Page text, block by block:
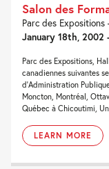
Salon des
Parc des
January 18th, 2002
Parc des Expositions,
canadiennes suivantes
d'Administration
Moncton, Montréal,
Québec à Chicoutimi,
LEARN MORE